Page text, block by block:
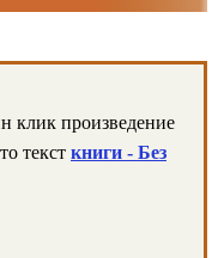
клик произведение
текст книги - Без